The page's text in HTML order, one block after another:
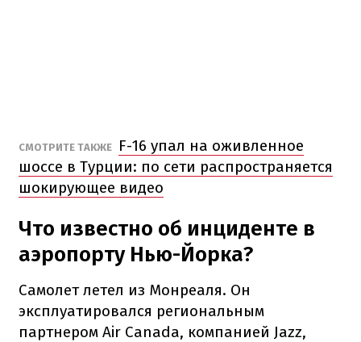
СМОТРИТЕ ТАКЖЕ
F-16 упал на оживленное
шоссе в Турции: по сети распространяется
шокирующее видео
Что известно об инциденте в
аэропорту Нью-Йорка?
Самолет летел из Монреаля. Он
эксплуатировался региональным
партнером Air Canada, компанией Jazz,